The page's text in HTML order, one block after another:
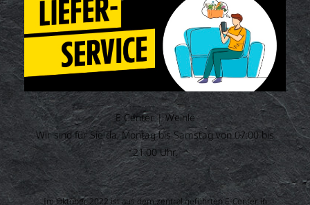
E Center | Weinle
Wir sind für Sie da, Montag bis Samstag von 07:00 bis
21:00 Uhr.
Im Oktober 2022 ist aus dem zentral geführten E-Center in